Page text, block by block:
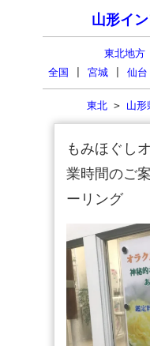
山形イ
東北地方
全国
宮城 仙台
東北 > 山形
もみほぐし
業時間のご
ーリング